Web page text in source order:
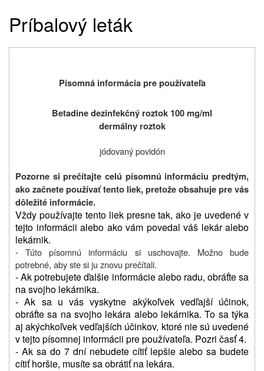
Príbalový leták
Písomná informácia pre používateľa
Betadine dezinfekčný roztok 100 mg/ml
dermálny roztok
jódovaný povidón
Pozorne si prečítajte celú písomnú informáciu predtým,
ako začnete používať tento liek, pretože obsahuje pre vás
dôležité informácie.
Vždy používajte tento liek presne tak, ako je uvedené v
tejto informácii alebo ako vám povedal váš lekár alebo
lekárnik.
- Túto písomnú informáciu si uschovajte. Možno bude
potrebné, aby ste si ju znovu prečítali.
- Ak potrebujete ďalšie informácie alebo radu, obráťte sa
na svojho lekárnika.
- Ak sa u vás vyskytne akýkoľvek vedľajší účinok,
obráťte sa na svojho lekára alebo lekárnika. To sa týka
aj akýchkoľvek vedľajších účinkov, ktoré nie sú uvedené
v tejto písomnej informácii pre používateľa. Pozri časť 4.
- Ak sa do 7 dní nebudete cítiť lepšie alebo sa budete
cítiť horšie, musíte sa obrátiť na lekára.